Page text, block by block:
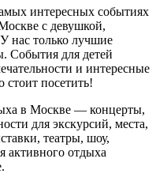
интересных событиях
с девушкой,
нас только лучшие
События для детей
и интересные
стоит посетить!
в Москве — концерты,
для экскурсий, места,
театры, шоу,
активного отдыха